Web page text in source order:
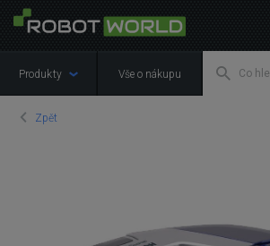
Produkty Vše o nákupu
Zpět